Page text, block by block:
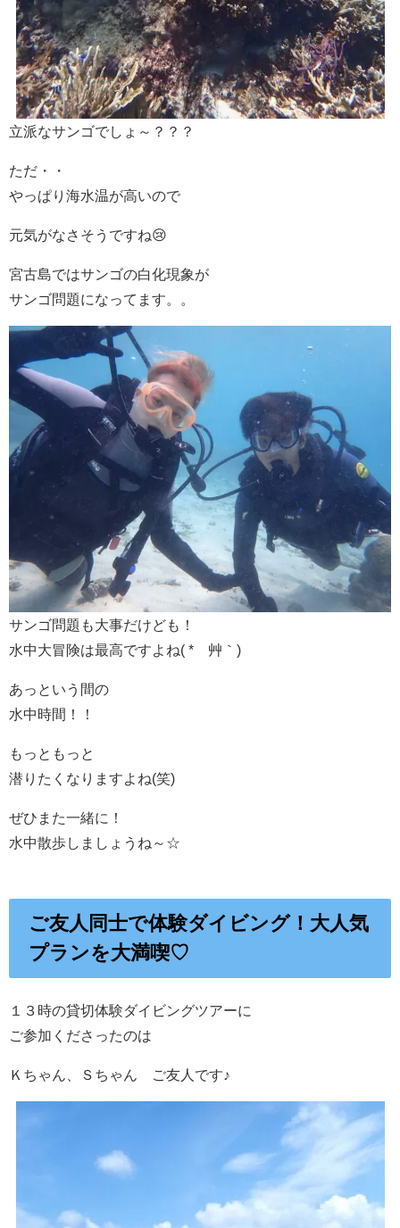
立派なサンゴでしょ～？？？
ただ・・
やっぱり海水温が高いので
元気がなさそうですね😢
宮古島ではサンゴの白化現象が
サンゴ問題になってます。。
サンゴ問題も大事だけども！
水中大冒険は最高ですよね( *´艸｀)
あっという間の
水中時間！！
もっともっと
潜りたくなりますよね(笑)
ぜひまた一緒に！
水中散歩しましょうね～☆
ご友人同士で体験ダイビング！大人気
プランを大満喫♡
１３時の貸切体験ダイビングツアーに
ご参加くださったのは
Ｋちゃん、Ｓちゃん ご友人です♪